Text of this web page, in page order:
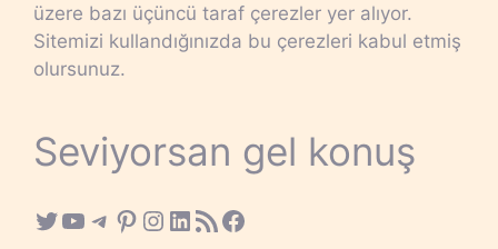
üzere bazı üçüncü taraf çerezler yer alıyor.
Sitemizi kullandığınızda bu çerezleri kabul etmiş
olursunuz.
Seviyorsan gel konuş
Twitter
YouTube
Telegram
Pinterest
Instagram
LinkedIn
RSS FeedFacebook